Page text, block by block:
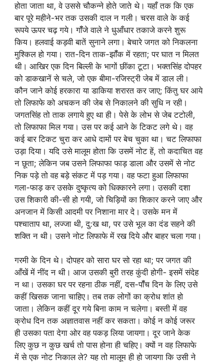
होता जाता था, वे उससे चौकन्ने होते जाते थे। यहाँ तक कि एक
बार पूरे महीने-भर तक उसकी दाल न गली। चरस वाले के कई
रूपये ऊपर चढ़ गये। गॉँजे वाले ने धुआँधार तकाजे करने शुरू
किय। हलवाई कड़वी बातें सुनाने लगा। बेचारे जगत को निकलना
मुश्किल हो गया। रात-दिन ताक-झॉँक में रहता; पर घात न मिलत
थी। आखिर एक दिन बिल्ली के भागों छींका टूटा। भक्तसिंह दोपहर
को डाकखानें से चले, जो एक बीमा-रजिस्ट्री जेब में डाल ली।
कौन जाने कोई हरकारा या डाकिया शरारत कर जाए; किंतु घर आये
तो लिफाफे को अचकन की जेब से निकालने की सुधि न रही।
जगतसिंह तो ताक लगाये हुए था ही। पेसे के लोभ से जेब टटोली,
तो लिफाफा मिल गया। उस पर कई आने के टिकट लगे थे। वह
कई बार टिकट चुरा कर आधे दामों पर बेच चुका था। चट लिफाफा
उड़ा दिया। यदि उसे मालूम होता कि उसमें नोट हें, तो कदाचित वह
न छूता; लेकिन जब उसने लिफाफा फाड़ डाला और उसमें से नोट
निक पड़े तो वह बड़े संकट में पड़ गया। वह फटा हुआ लिफाफा
गला-फाड़ कर उसके दुष्कृत्य को धिक्कारने लगा। उसकी दशा
उस शिकारी की-सी हो गयी, जो चिड़ियों का शिकार करने जाए और
अनजान में किसी आदमी पर निशाना मार दे। उसके मन में
पश्चाताप था, लज्जा थी, दु:ख था, पर उसे भूल का दंड सहने की
शक्ति न थी। उसने नोट लिफाफे में रख दिये और बाहर चला गया।
गरमी के दिन थे। दोपहर को सारा घर सो रहा था; पर जगत की
आँखें में नींद न थी। आज उसकी बुरी तरह कुंदी होगी- इसमें संदेह
न था। उसका घर पर रहना ठीक नहीं, दस-पॉँच दिन के लिए उसे
कहीं खिसक जाना चाहिए। तब तक लोगों का क्रोध शांत हो
जाता। लेकिन कहीं दूर गये बिना काम न चलेगा। बस्ती में वह
क्रोध दिन तक अज्ञातवास नहीं कर सकता। कोई न कोई जरूर
ही उसका पता देगा ओर वह पकड़ लिया जायगा। दूर जाने केक
लिए कुछ न कुछ खर्च तो पास होना ही चहिए। क्यों न वह लिफाफे
में से एक नोट निकाल ले? यह तो मालूम ही हो जायगा कि उसी ने